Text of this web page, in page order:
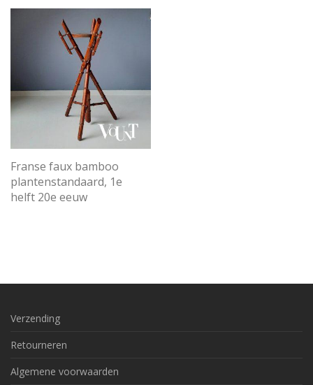
Franse faux bamboo
plantenstandaard, 1e
helft 20e eeuw
Verzending
Retourneren
Algemene voorwaarden